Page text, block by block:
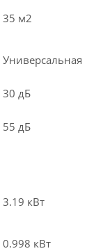
35 м2
Универсальная
30 дБ
55 дБ
3.19 кВт
0.998 кВт